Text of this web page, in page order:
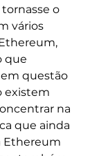
o
vários
que
questão
existem
na
que ainda
Ethereum